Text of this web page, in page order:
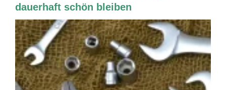
dauerhaft schön bleiben